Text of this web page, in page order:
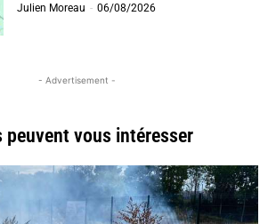
Julien Moreau - 06/08/2026
- Advertisement -
peuvent vous intéresser